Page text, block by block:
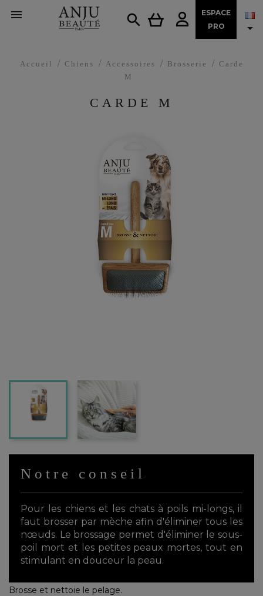


ESPACE
PRO

Accueil Chiens Accessoires Brosserie
Carde
M
CARDE M
Notre conseil
Pour les chiens et les chats à poils mi-longs, il
faut brosser par mèche afin d'éliminer tous les
nœuds. Le brossage permet d'éliminer le sous-
poil mort et les petites peaux mortes, tout en
stimulant en douceur la peau.
Brosse et nettoie le pelage.